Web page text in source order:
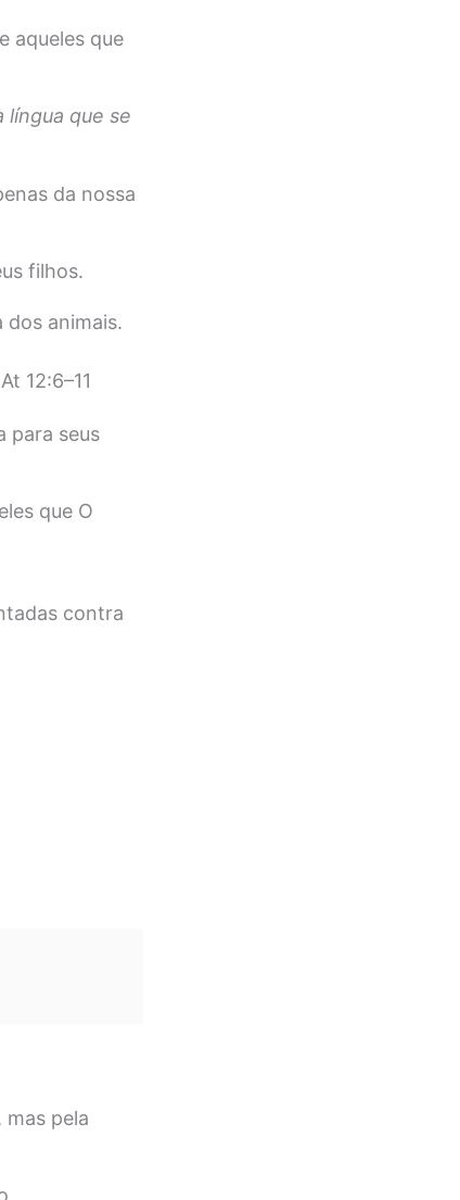
aqueles que
língua que se
da nossa
filhos.
dos animais.
12:6–11
para seus
que O
contra
pela